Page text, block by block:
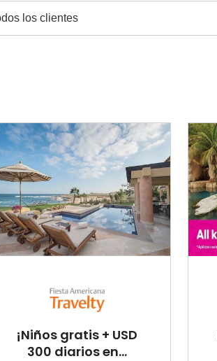
¡Niños gratis + USD
300 diarios en...